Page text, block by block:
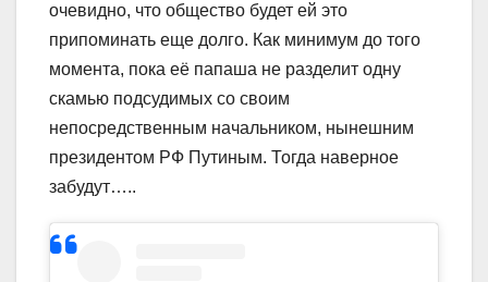
очевидно, что общество будет ей это
припоминать еще долго. Как минимум до того
момента, пока её папаша не разделит одну
скамью подсудимых со своим
непосредственным начальником, нынешним
президентом РФ Путиным. Тогда наверное
забудут…..